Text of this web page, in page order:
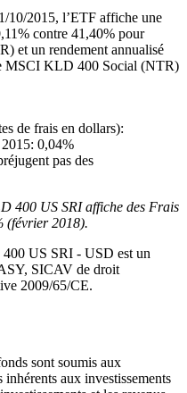
10/2015, l’ETF affiche une
contre 41,40% pour
et un rendement annualisé
MSCI KLD 400 Social (NTR)
de frais en dollars):
0,04%
pas des
400 US SRI affiche des Frais
(février 2018).
US SRI - USD est un
SICAV de droit
2009/65/CE.
sont soumis aux
aux investissements